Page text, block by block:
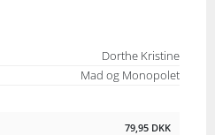
Dorthe Kristine
Mad og Monopolet
79,95 DKK